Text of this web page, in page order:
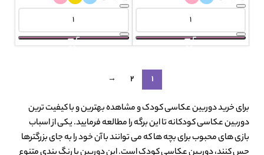
1
2
→
برای خرید دوربین عکاسی کودک و مشاهده بهترین و با کیفیت ترین
دوربین عکاسی کودکانه تا این برگه را مطالعه فرمایید. یکی از اسباب
بازی های محبوب برای بچه ها که می توانند با آن خود را به جای بزرگترها